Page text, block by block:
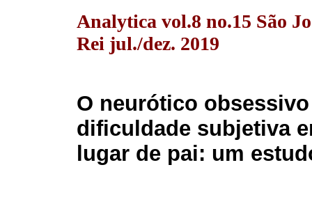
Analytica vol.8 no.15 São
Rei jul./dez. 2019
O neurótico
dificuldade subjetiva
lugar de pai: um